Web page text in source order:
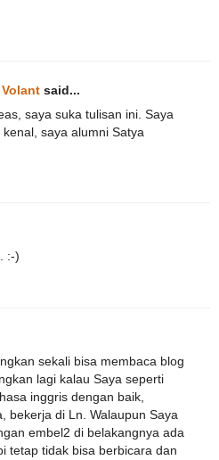
said...
saya suka tulisan ini. Saya
saya alumni Satya
:-)
sekali bisa membaca blog
lagi kalau Saya seperti
inggris dengan baik,
bekerja di Ln. Walaupun Saya
embel2 di belakangnya ada
tetap tidak bisa berbicara dan